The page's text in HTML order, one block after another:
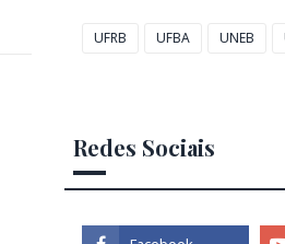
UFRB UFBA UNEB
Redes Sociais